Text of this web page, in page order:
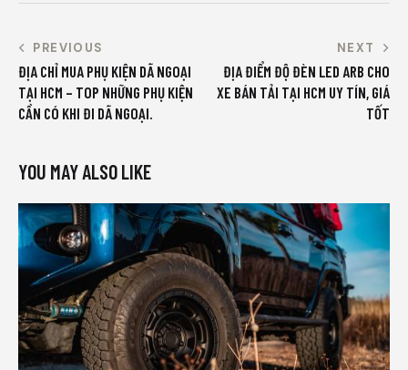
PREVIOUS
ĐỊA CHỈ MUA PHỤ KIỆN DÃ NGOẠI
TẠI HCM – TOP NHỮNG PHỤ KIỆN
CẦN CÓ KHI ĐI DÃ NGOẠI.
NEXT
ĐỊA ĐIỂM ĐỘ ĐÈN LED ARB CHO
XE BÁN TẢI TẠI HCM UY TÍN, GIÁ
TỐT
YOU MAY ALSO LIKE